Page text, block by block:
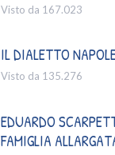
Visto da 167.023
IL DIALETTO
Visto da 135.276
EDUARDO
FAMIGLIA